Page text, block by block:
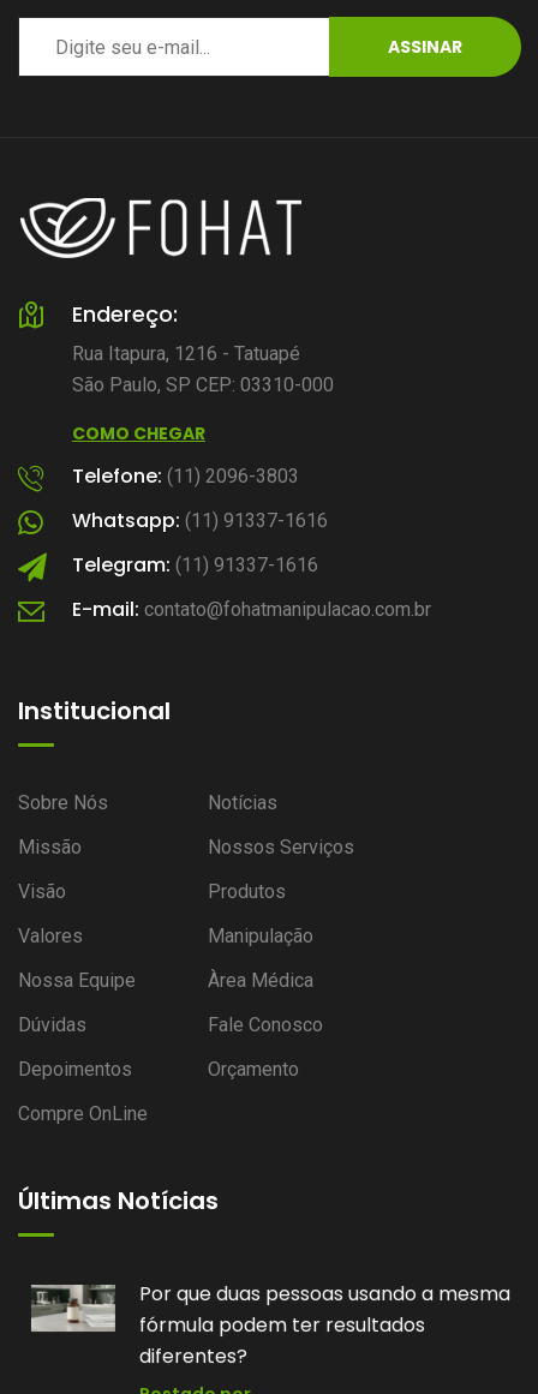
ASSINAR
Endereço:
Rua Itapura, 1216 - Tatuapé
São Paulo, SP CEP: 03310-000
COMO CHEGAR
Telefone: (11) 2096-3803
Whatsapp: (11) 91337-1616
Telegram: (11) 91337-1616
E-mail: contato@fohatmanipulacao.com.br
Institucional
Sobre Nós
Missão
Visão
Valores
Nossa Equipe
Dúvidas
Depoimentos
Compre OnLine
Notícias
Nossos Serviços
Produtos
Manipulação
Àrea Médica
Fale Conosco
Orçamento
Últimas Notícias
Por que duas pessoas usando a mesma
fórmula podem ter resultados
diferentes?